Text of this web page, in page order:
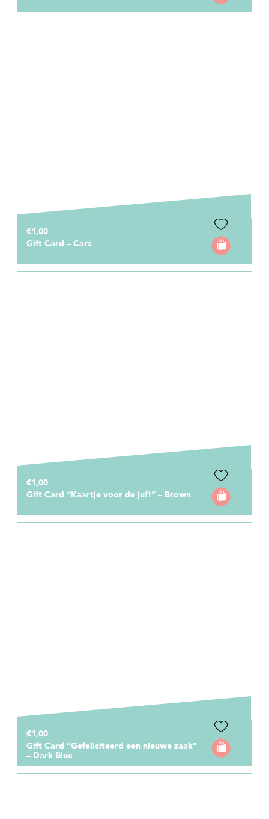
€1,00
Gift Card – Cars
€1,00
Gift Card “Kaartje voor de juf!” – Brown
€1,00
Gift Card “Gefeliciteerd een nieuwe zaak”
– Dark Blue